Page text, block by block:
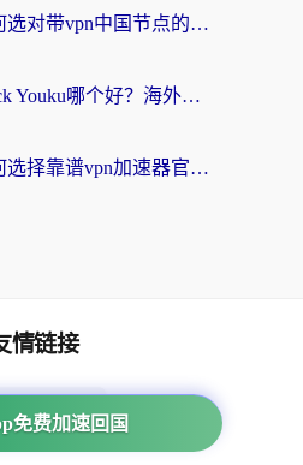
海外党必看：如何选对带vpn中国节点的加速器？无缝访问国内资源全攻略
ChickCN和Unblock Youku哪个好？海外党亲测4款热门回国加速器，附避坑指南
海外党必看：如何选择靠谱vpn加速器官网？轻松解决国内APP地区限制
免费加速回国
情链接
回国加速器